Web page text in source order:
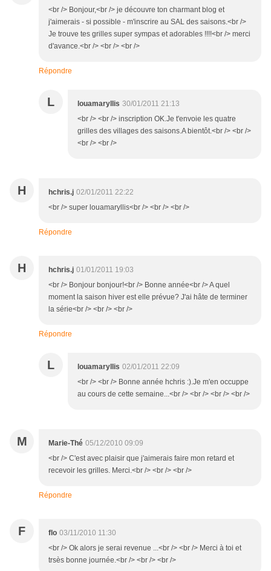
<br /> Bonjour,<br /> je découvre ton charmant blog et
j'aimerais - si possible - m'inscrire au SAL des saisons.<br />
Je trouve tes grilles super sympas et adorables !!!!<br /> merci
d'avance.<br /> <br /> <br />
Répondre
L louamaryllis 30/01/2011 21:13
<br /> <br /> inscription OK.Je t'envoie les quatre
grilles des villages des saisons.A bientôt.<br /> <br />
<br /> <br />
H hchris.j 02/01/2011 22:22
<br /> super louamaryllis<br /> <br /> <br />
Répondre
H hchris.j 01/01/2011 19:03
<br /> Bonjour bonjour!<br /> Bonne année<br /> A quel
moment la saison hiver est elle prévue? J'ai hâte de terminer
la série<br /> <br /> <br />
Répondre
L louamaryllis 02/01/2011 22:09
<br /> <br /> Bonne année hchris :).Je m'en occuppe
au cours de cette semaine...<br /> <br /> <br /> <br />
M Marie-Thé 05/12/2010 09:09
<br /> C'est avec plaisir que j'aimerais faire mon retard et
recevoir les grilles. Merci.<br /> <br /> <br />
Répondre
F flo 03/11/2010 11:30
<br /> Ok alors je serai revenue ...<br /> <br /> Merci à toi et
trsès bonne journée.<br /> <br /> <br />